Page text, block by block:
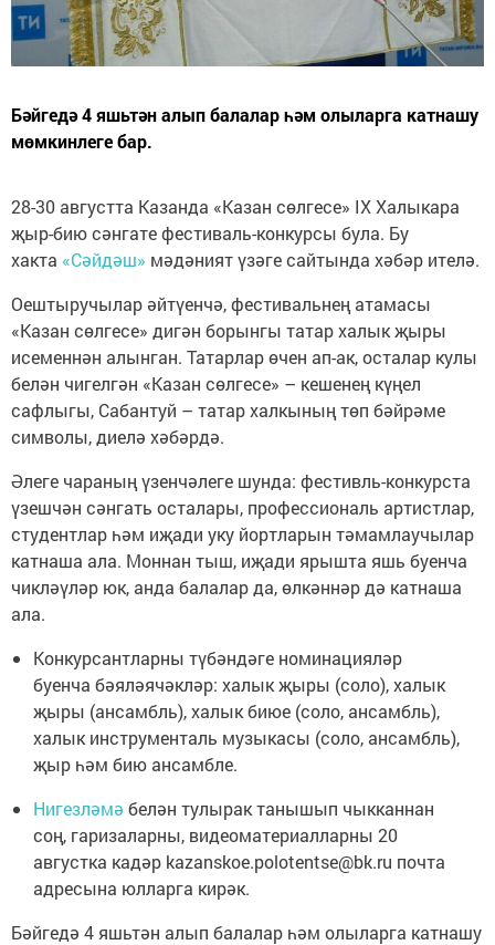
Бәйгедә 4 яшьтән алып балалар һәм олыларга катнашу
мөмкинлеге бар.
28-30 августта Казанда «Казан сөлгесе» IX Халыкара
җыр-бию сәнгате фестиваль-конкурсы була. Бу
хакта «Сәйдәш» мәдәният үзәге сайтында хәбәр ителә.
Оештыручылар әйтүенчә, фестивальнең атамасы
«Казан сөлгесе» дигән борынгы татар халык җыры
исеменнән алынган. Татарлар өчен ап-ак, осталар кулы
белән чигелгән «Казан сөлгесе» – кешенең күңел
сафлыгы, Сабантуй – татар халкының төп бәйрәме
символы, диелә хәбәрдә.
Әлеге чараның үзенчәлеге шунда: фестивль-конкурста
үзешчән сәнгать осталары, профессиональ артистлар,
студентлар һәм иҗади уку йортларын тәмамлаучылар
катнаша ала. Моннан тыш, иҗади ярышта яшь буенча
чикләүләр юк, анда балалар да, өлкәннәр дә катнаша
ала.
Конкурсантларны түбәндәге номинацияләр
буенча бәяләячәкләр: халык җыры (соло), халык
җыры (ансамбль), халык биюе (соло, ансамбль),
халык инструменталь музыкасы (соло, ансамбль),
җыр һәм бию ансамбле.
Нигезләмә белән тулырак танышып чыкканнан
соң, гаризаларны, видеоматериалларны 20
августка кадәр kazanskoe.polotentse@bk.ru почта
адресына юлларга кирәк.
Бәйгедә 4 яшьтән алып балалар һәм олыларга катнашу